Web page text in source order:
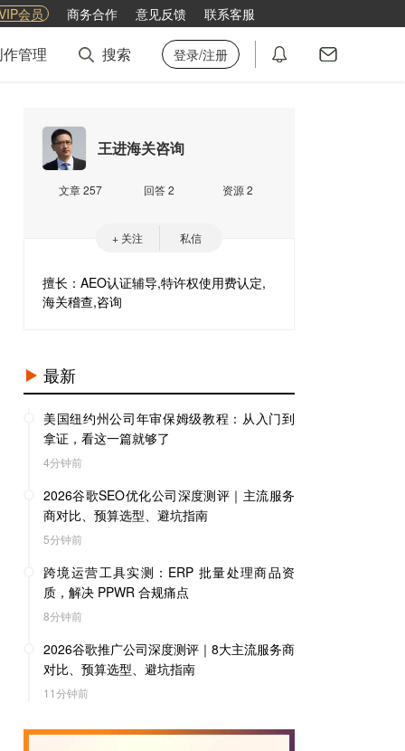
会员 商务合作 意见反馈 联系客服
管理 搜索 登录/注册
王进海关咨询
文章 257 回答 2 资源 2
+ 关注 私信
擅长：AEO认证辅导,特许权使用费认定,
海关稽查,咨询
最新
美国纽约州公司年审保姆级教程：从入门到
拿证，看这一篇就够了
4分钟前
2026谷歌SEO优化公司深度测评｜主流服务
商对比、预算选型、避坑指南
5分钟前
跨境运营工具实测：ERP 批量处理商品资
质，解决 PPWR 合规痛点
8分钟前
2026谷歌推广公司深度测评｜8大主流服务商
对比、预算选型、避坑指南
11分钟前